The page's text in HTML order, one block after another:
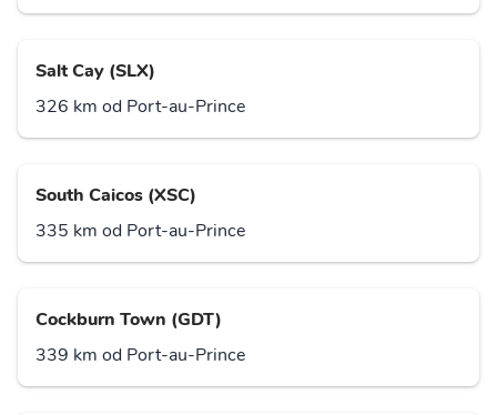
Salt Cay (SLX)
326 km od Port-au-Prince
South Caicos (XSC)
335 km od Port-au-Prince
Cockburn Town (GDT)
339 km od Port-au-Prince